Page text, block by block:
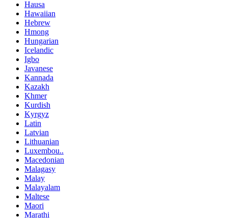
Hausa
Hawaiian
Hebrew
Hmong
Hungarian
Icelandic
Igbo
Javanese
Kannada
Kazakh
Khmer
Kurdish
Kyrgyz
Latin
Latvian
Lithuanian
Luxembou..
Macedonian
Malagasy
Malay
Malayalam
Maltese
Maori
Marathi